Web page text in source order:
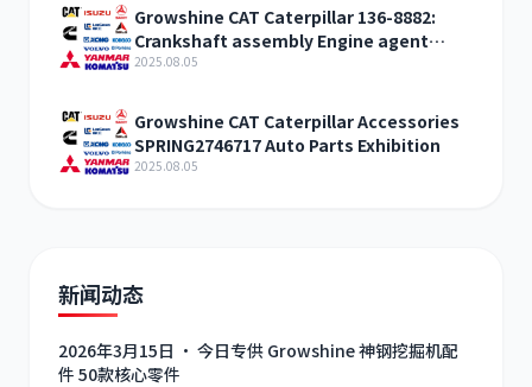
Growshine CAT Caterpillar 136-8882:
Crankshaft assembly Engine agent
sales
2025.08.05
Growshine CAT Caterpillar Accessories
SPRING2746717 Auto Parts Exhibition
2025.08.05
新闻动态
2026年3月15日 · 今日专供 Growshine 神钢挖掘机配
件 50款核心零件